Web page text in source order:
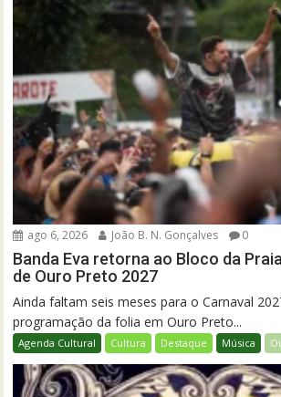
ago 6, 2026 João B. N. Gonçalves 0
Banda Eva retorna ao Bloco da
de Ouro Preto 2027
Ainda faltam seis meses para o Carnaval
programação da folia em Ouro Preto...
Agenda Cultural Cultura Destaque Música